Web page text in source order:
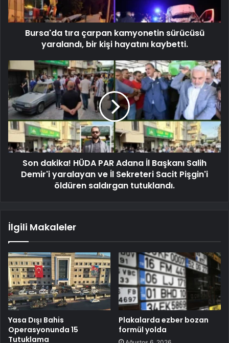
Bursa'da tıra çarpan kamyonetin sürücüsü
yaralandı, bir kişi hayatını kaybetti.
Son dakika! HÜDA PAR Adana İl Başkanı Salih
Demir'i yaralayan ve İl Sekreteri Sacit Pişgin'i
öldüren saldırgan tutuklandı.
İlgili Makaleler
Yasa Dışı Bahis
Operasyonunda 15
Tutuklama
Plakalarda ezber bozan
formül yolda